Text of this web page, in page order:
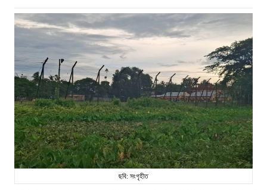
ছবি: সংগৃহীত